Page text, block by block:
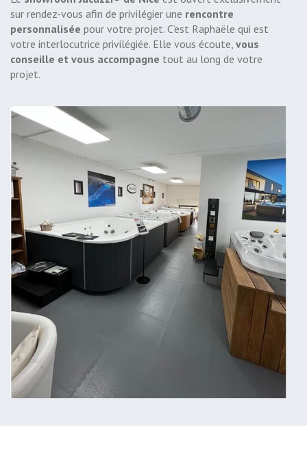
sur rendez-vous afin de privilégier une rencontre
personnalisée pour votre projet. C’est Raphaële qui est
votre interlocutrice privilégiée. Elle vous écoute, vous
conseille et vous accompagne tout au long de votre
projet.